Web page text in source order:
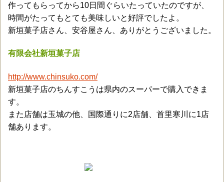
作ってもらってから10日間ぐらいたっていたのですが、
時間がたってもとても美味しいと好評でしたよ。
新垣菓子店さん、安谷屋さん、ありがとうございました。
有限会社新垣菓子店
http://www.chinsuko.com/
新垣菓子店のちんすこうは県内のスーパーで購入できま
す。
また店舗は玉城の他、国際通りに2店舗、首里寒川に1店
舗あります。